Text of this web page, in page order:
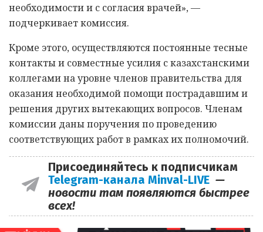
необходимости и с согласия врачей», —
подчеркивает комиссия.
Кроме этого, осуществляются постоянные тесные
контакты и совместные усилия с казахстанскими
коллегами на уровне членов правительства для
оказания необходимой помощи пострадавшим и
решения других вытекающих вопросов. Членам
комиссии даны поручения по проведению
соответствующих работ в рамках их полномочий.
Присоединяйтесь к подписчикам
Telegram-канала Minval-LIVE —
новости там появляются быстрее
всех!